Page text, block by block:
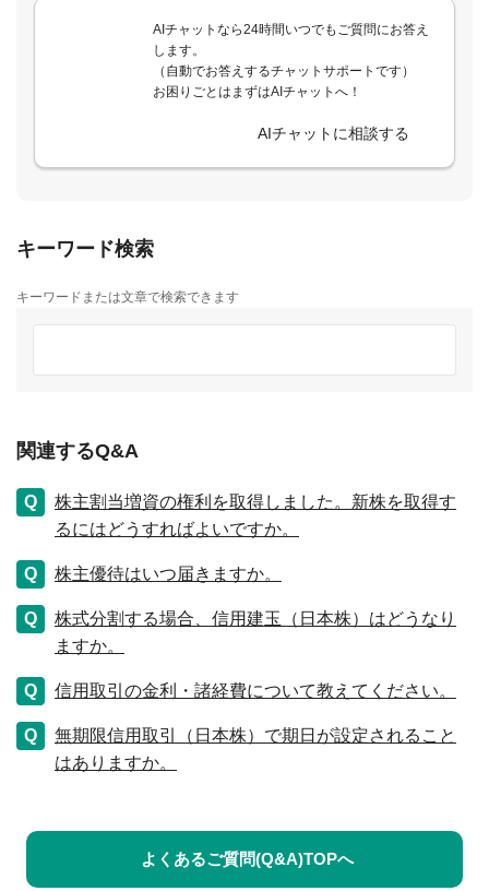
AIチャットなら24時間いつでもご質問にお答え
します。
（自動でお答えするチャットサポートです）
お困りごとはまずはAIチャットへ！
AIチャットに相談する
キーワード検索
キーワードまたは文章で検索できます
関連するQ&A
株主割当増資の権利を取得しました。新株を取得す
るにはどうすればよいですか。
株主優待はいつ届きますか。
株式分割する場合、信用建玉（日本株）はどうなり
ますか。
信用取引の金利・諸経費について教えてください。
無期限信用取引（日本株）で期日が設定されること
はありますか。
よくあるご質問(Q&A)TOPへ